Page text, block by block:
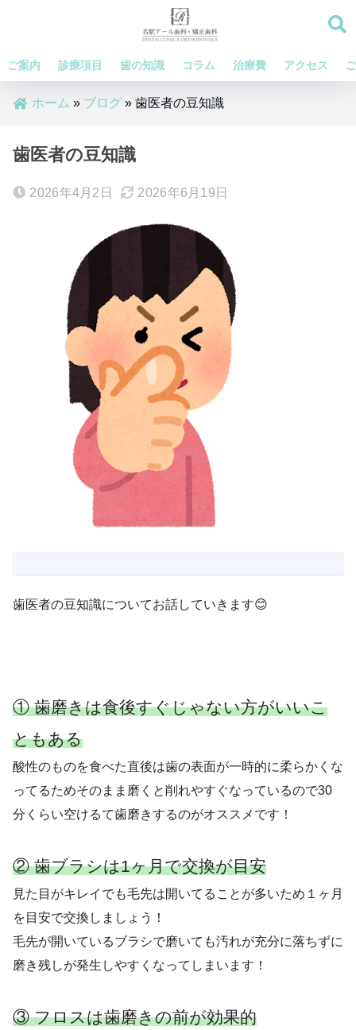
ご案内 診療項目 歯の知識 コラム 治療費 アクセス
ホーム » ブログ » 歯医者の豆知識
歯医者の豆知識
2026年4月2日 2026年6月19日
歯医者の豆知識についてお話していきます😊
① 歯磨きは食後すぐじゃない方がいいこ
ともある
酸性のものを食べた直後は歯の表面が一時的に柔らかくな
ってるためそのまま磨くと削れやすぐなっているので30
分くらい空けるて歯磨きするのがオススメです！
② 歯ブラシは1ヶ月で交換が目安
見た目がキレイでも毛先は開いてることが多いため１ヶ月
を目安で交換しましょう！
毛先が開いているブラシで磨いても汚れが充分に落ちずに
磨き残しが発生しやすくなってしまいます！
③ フロスは歯磨きの前が効果的